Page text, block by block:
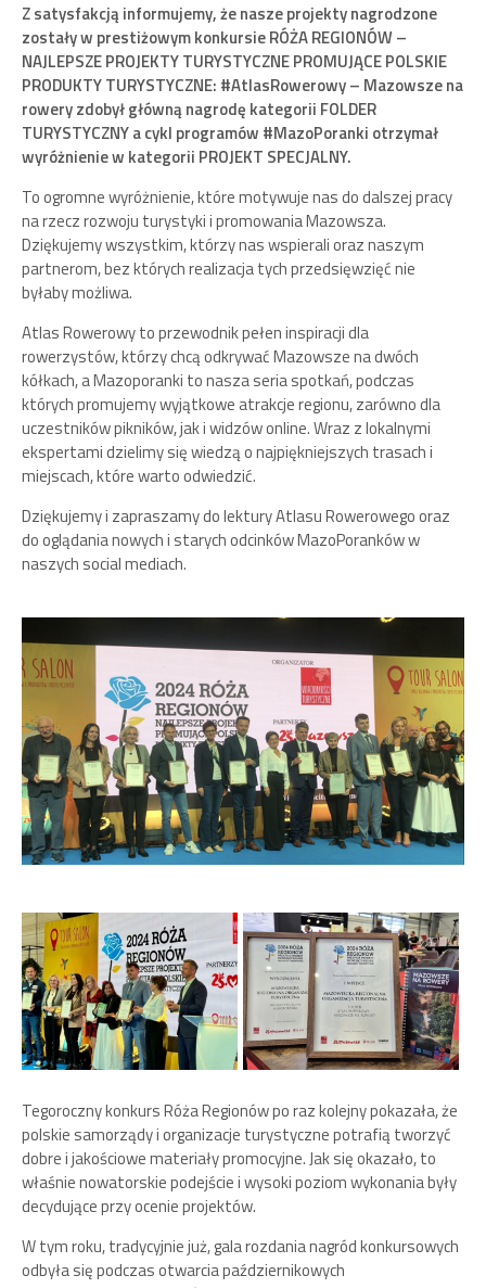
Z satysfakcją informujemy, że nasze projekty nagrodzone
zostały w prestiżowym konkursie RÓŻA REGIONÓW –
NAJLEPSZE PROJEKTY TURYSTYCZNE PROMUJĄCE POLSKIE
PRODUKTY TURYSTYCZNE: #AtlasRowerowy – Mazowsze na
rowery zdobył główną nagrodę kategorii FOLDER
TURYSTYCZNY a cykl programów #MazoPoranki otrzymał
wyróżnienie w kategorii PROJEKT SPECJALNY.
To ogromne wyróżnienie, które motywuje nas do dalszej pracy
na rzecz rozwoju turystyki i promowania Mazowsza.
Dziękujemy wszystkim, którzy nas wspierali oraz naszym
partnerom, bez których realizacja tych przedsięwzięć nie
byłaby możliwa.
Atlas Rowerowy to przewodnik pełen inspiracji dla
rowerzystów, którzy chcą odkrywać Mazowsze na dwóch
kółkach, a Mazoporanki to nasza seria spotkań, podczas
których promujemy wyjątkowe atrakcje regionu, zarówno dla
uczestników pikników, jak i widzów online. Wraz z lokalnymi
ekspertami dzielimy się wiedzą o najpiękniejszych trasach i
miejscach, które warto odwiedzić.
Dziękujemy i zapraszamy do lektury Atlasu Rowerowego oraz
do oglądania nowych i starych odcinków MazoPoranków w
naszych social mediach.
Tegoroczny konkurs Róża Regionów po raz kolejny pokazała, że
polskie samorządy i organizacje turystyczne potrafią tworzyć
dobre i jakościowe materiały promocyjne. Jak się okazało, to
właśnie nowatorskie podejście i wysoki poziom wykonania były
decydujące przy ocenie projektów.
W tym roku, tradycyjnie już, gala rozdania nagród konkursowych
odbyła się podczas otwarcia październikowych